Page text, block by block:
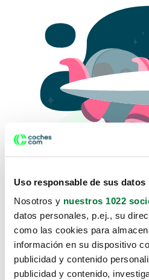
Uso responsable de sus datos
Nosotros y nuestros 1022
datos personales, p.ej., su
como las cookies para
información en su dispositivo
publicidad y contenido
publicidad y contenido,
Lo sentimos, no
te hemos traido